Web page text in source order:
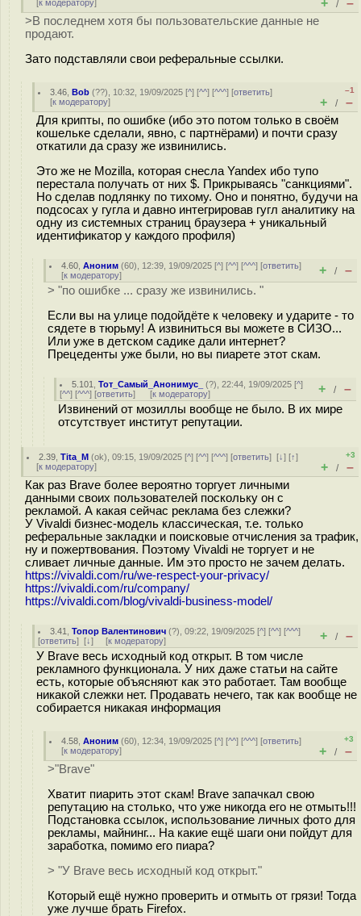
[к модератору] + / –
>В последнем хотя бы пользовательские данные не
продают.
Зато подставляли свои реферальные ссылки.
3.46 ,Bob (??), 10:32, 19/09/2025 [^] [^^] [^^^] [ответить]
[к модератору]
–1
+ / –
Для крипты, по ошибке (ибо это потом только в своём
кошельке сделали, явно, с партнёрами) и почти сразу
откатили да сразу же извинились.
Это же не Mozilla, которая снесла Yandex ибо тупо
перестала получать от них $. Прикрываясь "санкциями".
Но сделав подлянку по тихому. Оно и понятно, будучи на
подсосах у гугла и давно интегрировав гугл аналитику на
одну из системных страниц браузера + уникальный
идентификатор у каждого профиля)
4.60 ,Аноним (60), 12:39, 19/09/2025 [^] [^^] [^^^] [ответить]
[к модератору] + / –
> "по ошибке ... сразу же извинились. "
Если вы на улице подойдёте к человеку и ударите - то
сядете в тюрьму! А извиниться вы можете в СИЗО...
Или уже в детском садике дали интернет?
Прецеденты уже были, но вы пиарете этот скам.
5.101 ,Тот_Самый_Анонимус_ (?), 22:44, 19/09/2025 [^]
[^^] [^^^] [ответить] [к модератору] + / –
Извинений от мозиллы вообще не было. В их мире
отсутствует институт репутации.
2.39 ,Tita_M (ok), 09:15, 19/09/2025 [^] [^^] [^^^] [ответить][↓] [↑]
[к модератору]
+3
+ / –
Как раз Brave более вероятно торгует личными
данными своих пользователей поскольку он с
рекламой. А какая сейчас реклама без слежки?
У Vivaldi бизнес-модель классическая, т.е. только
реферальные закладки и поисковые отчисления за трафик,
ну и пожертвования. Поэтому Vivaldi не торгует и не
сливает личные данные. Им это просто не зачем делать.
https://vivaldi.com/ru/we-respect-your-privacy/
https://vivaldi.com/ru/company/
https://vivaldi.com/blog/vivaldi-business-model/
3.41 ,Топор Валентинович (?), 09:22, 19/09/2025 [^] [^^] [^^^]
[ответить] [↓] [к модератору] + / –
У Brave весь исходный код открыт. В том числе
рекламного функционала. У них даже статьи на сайте
есть, которые объясняют как это работает. Там вообще
никакой слежки нет. Продавать нечего, так как вообще не
собирается никакая информация
4.58 ,Аноним (60), 12:34, 19/09/2025 [^] [^^] [^^^] [ответить]
[к модератору]
+3
+ / –
>"Brave"
Хватит пиарить этот скам! Brave запачкал свою
репутацию на столько, что уже никогда его не отмыть!!!
Подстановка ссылок, использование личных фото для
рекламы, майнинг... На какие ещё шаги они пойдут для
заработка, помимо его пиара?
> "У Brave весь исходный код открыт."
Который ещё нужно проверить и отмыть от грязи! Тогда
уже лучше брать Firefox.